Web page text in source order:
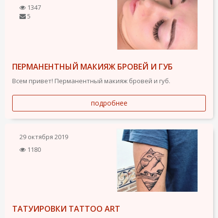
1347
5
ПЕРМАНЕНТНЫЙ МАКИЯЖ БРОВЕЙ И ГУБ
Всем привет! Перманентный макияж бровей и губ.
подробнее
29 октября 2019
1180
ТАТУИРОВКИ TATTOO ART